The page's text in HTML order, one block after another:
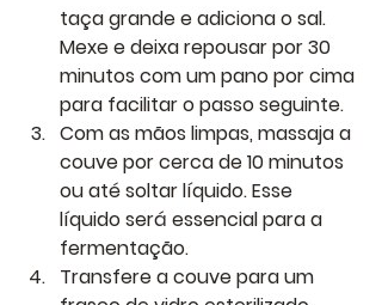
taça grande e adiciona o sal.
Mexe e deixa repousar por 30
minutos com um pano por cima
para facilitar o passo seguinte.
Com as mãos limpas, massaja a
couve por cerca de 10 minutos
ou até soltar líquido. Esse
líquido será essencial para a
fermentação.
Transfere a couve para um